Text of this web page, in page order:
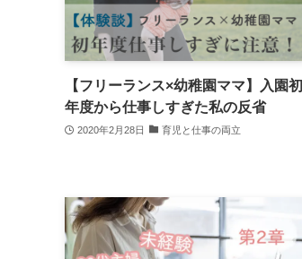
【フリーランス×幼稚園ママ】入園初
年度から仕事しすぎた私の反省
2020年2月28日 育児と仕事の両立